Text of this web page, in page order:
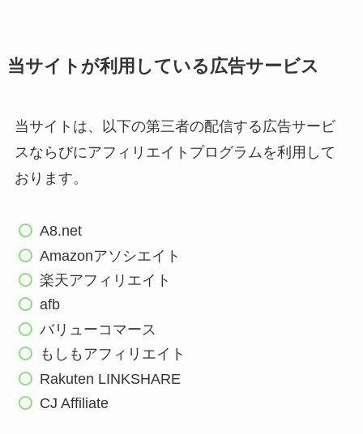
当サイトが利用している広告サービス
当サイトは、以下の第三者の配信する広告サービ
スならびにアフィリエイトプログラムを利用して
おります。
A8.net
Amazonアソシエイト
楽天アフィリエイト
afb
バリューコマース
もしもアフィリエイト
Rakuten LINKSHARE
CJ Affiliate